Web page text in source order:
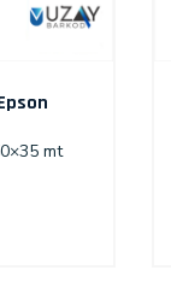
mt